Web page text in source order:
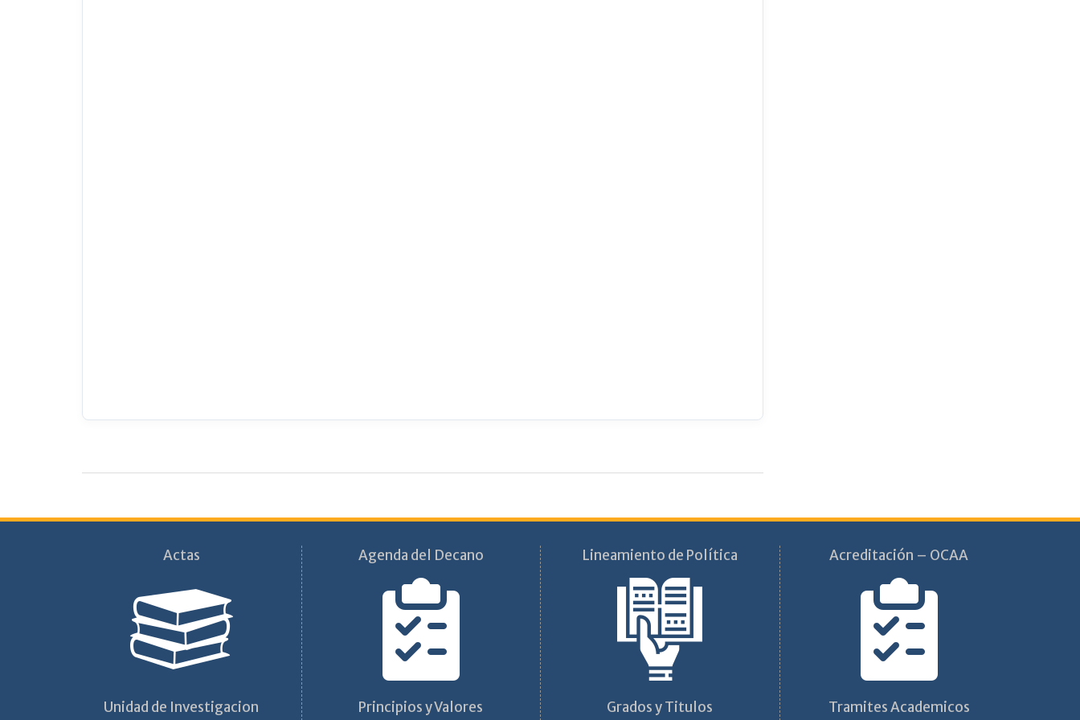
Actas
Unidad de Investigacion
Agenda del Decano
Principios y Valores
Lineamiento de Política
Grados y Titulos
Acreditación – OCAA
Tramites Academicos